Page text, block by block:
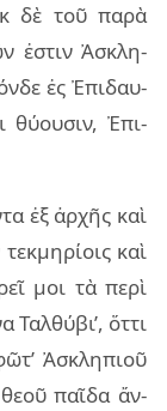
δὲ τοῦ παρὰ
ἐστιν Ἀσκλη­
ἐς Ἐπι­δαυ­
θύ­ου­σιν, Ἐπι­
ἐξ ἀρ­χῆς καὶ
καὶ
μοι τὰ περὶ
ὅττι
Ἀσκλη­πιοῦ
παῖ­δα ἄν­